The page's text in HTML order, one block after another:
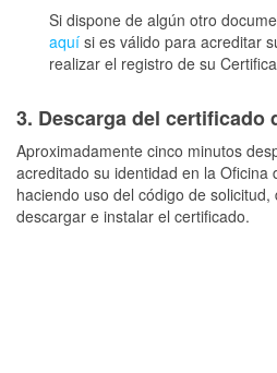
Si dispone de algún otro
aquí si es válido para acreditar
realizar el registro de su
3. Descarga del certificado
Aproximadamente cinco minutos
acreditado su identidad en la Oficina
haciendo uso del código de solicitud,
descargar e instalar el certificado.